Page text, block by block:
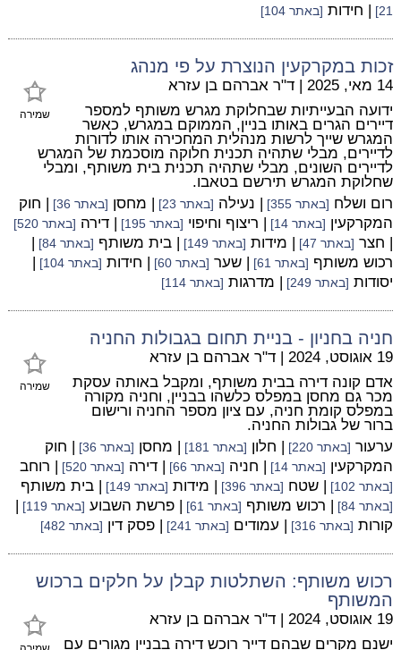
21]
| חידות [באתר 104]
זכות במקרקעין הנוצרת על פי מנהג
שמירה
14 מאי, 2025 | ד"ר אברהם בן עזרא
ידועה הבעייתיות שבחלוקת מגרש משותף למספר
דיירים הגרים באותו בניין, הממוקם במגרש, כאשר
המגרש שייך לרשות מנהלית המחכירה אותו לדורות
לדיירים, מבלי שתהיה תכנית חלוקה מוסכמת של המגרש
לדיירים השונים, מבלי שתהיה תכנית בית משותף, ומבלי
שחלוקת המגרש תירשם בטאבו.
רום ושלח [באתר 355] | נעילה [באתר 23] | מחסן [באתר 36]
| חוק
המקרקעין [באתר 14] | ריצוף וחיפוי [באתר 195] | דירה [באתר 520]
| חצר [באתר 47] | מידות [באתר 149] | בית משותף [באתר 84]
|
רכוש משותף [באתר 61] | שער [באתר 60] | חידות [באתר 104]
|
יסודות [באתר 249] | מדרגות [באתר 114]
חניה בחניון - בניית תחום בגבולות החניה
שמירה
19 אוגוסט, 2024 | ד"ר אברהם בן עזרא
אדם קונה דירה בבית משותף, ומקבל באותה עסקת
מכר גם מחסן במפלס כלשהו בבניין, וחניה מקורה
במפלס קומת חניה, עם ציון מספר החניה ורישום
ברור של גבולות החניה.
ערעור [באתר 220] | חלון [באתר 181] | מחסן [באתר 36]
| חוק
המקרקעין [באתר 14] | חניה [באתר 66] | דירה [באתר 520] | רוחב
[באתר 102] | שטח [באתר 396] | מידות [באתר 149] | בית משותף
[באתר 84] | רכוש משותף [באתר 61] | פרשת השבוע [באתר 119]
|
קורות [באתר 316] | עמודים [באתר 241] | פסק דין [באתר 482]
רכוש משותף: השתלטות קבלן על חלקים ברכוש
המשותף
19 אוגוסט, 2024 | ד"ר אברהם בן עזרא
ישנם מקרים שבהם דייר רוכש דירה בבניין מגורים עם